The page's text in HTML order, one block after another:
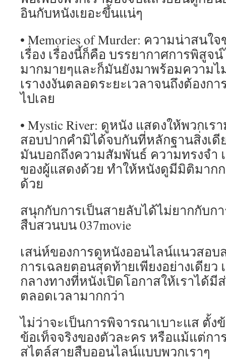
อินกับหนังเยอะขึ้นแน่ๆ
• Memories of Murder: ความน่าสนใ
เรื่อง เรื่องนี้ก็คือ บรรยากาศการพิสูจ
มากมายๆและก็มันยังมาพร้อมความ
เรางงงันตลอดระยะเวลาจนถึงต้องก
ไปเลย
• Mystic River: ดูหนัง แสดงให้พวกเร
สอบปากคำมิได้จบกันที่หลักฐานสิ่งเดี
มันบอกถึงความสัมพันธ์ ความทรงจำ
ของผู้แสดงด้วย ทำให้หนังดูมีมิติมาก
ด้วย
สนุกกับการเป็นสายลับได้ไม่ยากกับก
สืบสวนบน 037movie
เสน่ห์ของการดูหนังออนไลน์แนวสอ
การเฉลยตอนสุดท้ายเพียงอย่างเดีย
กลางทางที่หนังเปิดโอกาสให้เราได้มี
ตลอดเวลามากกว่า
ไม่ว่าจะเป็นการพิจารณาเบาะแส ตั้ง
ข้อเท็จจริงของตัวละคร หรือแม้แต่ก
สไตล์สายสืบออนไลน์แบบพวกเราๆ